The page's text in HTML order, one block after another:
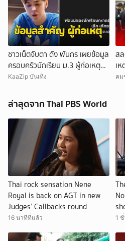
ชาวเน็ตจับตา ดัง พันกร เผยข้อมูล
ครอบครัวนักเรียน ม.3 ผู้ก่อเหตุ
และที่มาอาวุธ
KaaZip บันเทิง
ส
เ
พัก
คม
ล่าสุดจาก Thai PBS World
Thai rock sensation Nene
Royal is back on AGT in new
Judges’ Callbacks round
16 นาทีที่แล้ว 1